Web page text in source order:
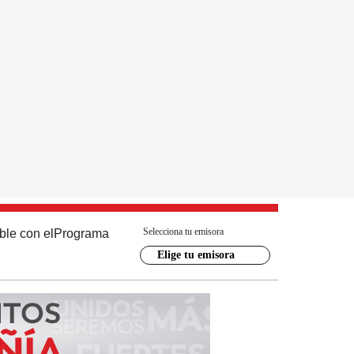
con el Programa Selecciona tu emisora
Elige tu emisora